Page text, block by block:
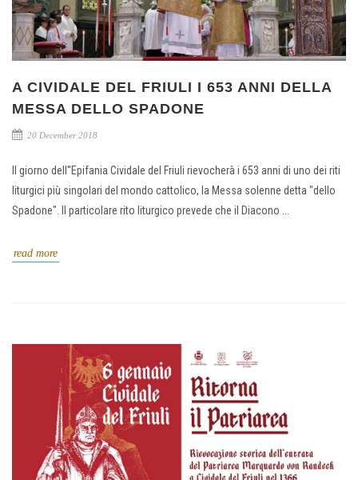
A CIVIDALE DEL FRIULI I 653 ANNI DELLA
MESSA DELLO SPADONE
20 December 2018
Il giorno dell''Epifania Cividale del Friuli rievocherà i 653 anni di uno dei riti
liturgici più singolari del mondo cattolico, la Messa solenne detta "dello
Spadone". Il particolare rito liturgico prevede che il Diacono ...
read more